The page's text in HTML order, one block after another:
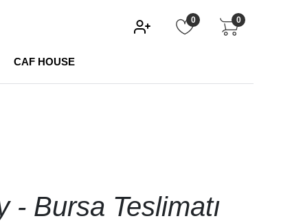
0 0
CAF HOUSE
- Bursa Teslimatı